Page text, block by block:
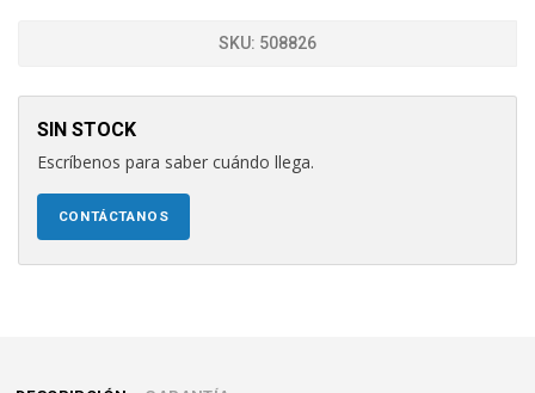
SKU: 508826
SIN STOCK
Escríbenos para saber cuándo llega.
CONTÁCTANOS